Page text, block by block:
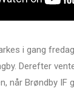
i gang
Derefter
når Brøndby IF